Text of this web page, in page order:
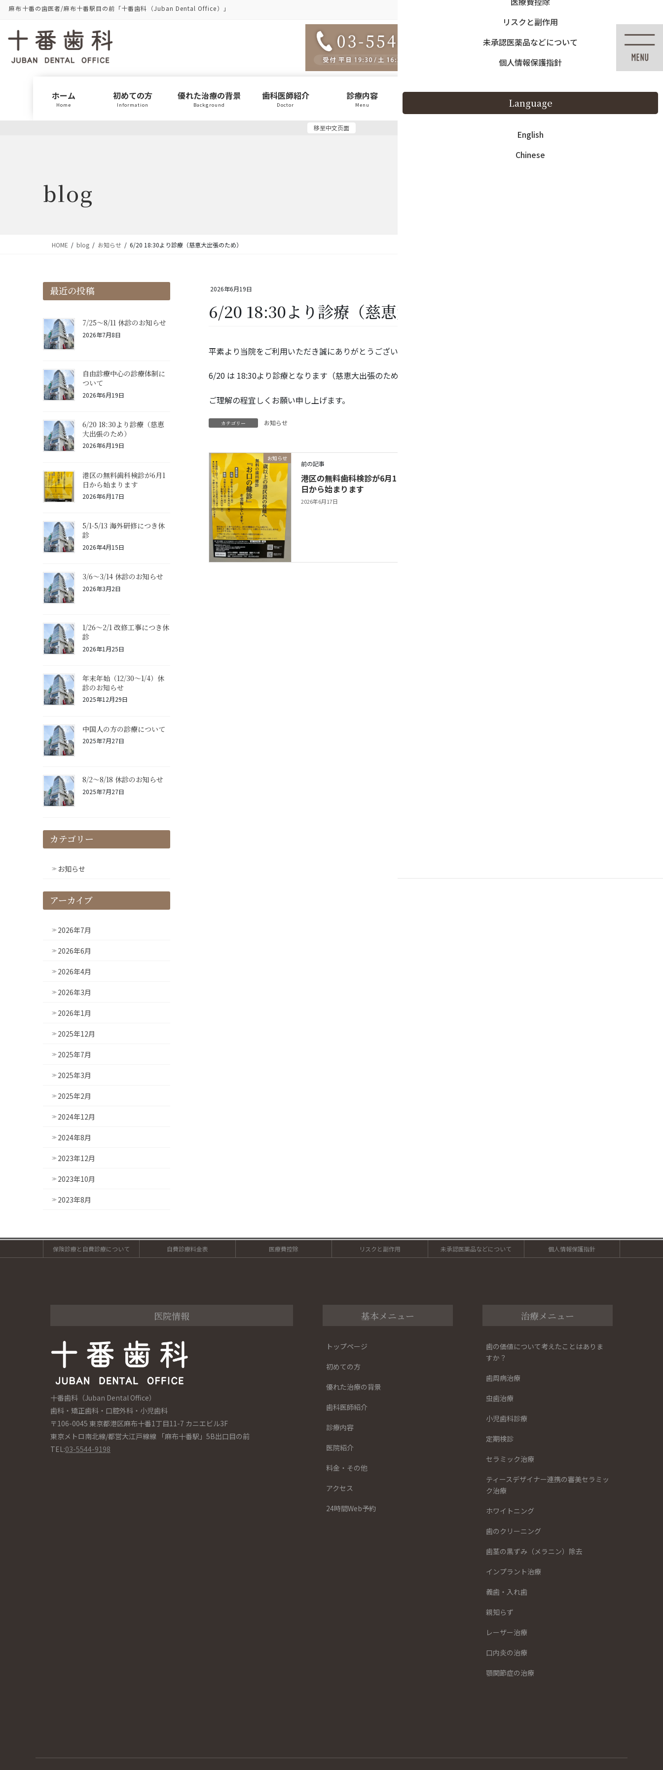
麻布十番の歯医者/麻布十番駅目の前「十番歯科（Juban Dental Office）」
ホーム
Home
初めての方
Information
優れた治療の背景
Background
歯科医師紹介
Doctor
診療内容
Menu
医院紹介 料金・その他
Fee – Other
アクセス
移至中文页面
blog
HOME blog お知らせ 6/20 18:30より診療（慈恵大出張のため）
2026年6月19日
6/20 18:30より診療（慈恵大出張のため）
平素より当院をご利用いただき誠にありがとうございます。
6/20 は 18:30より診療となります（慈恵大出張のため）
ご理解の程宜しくお願い申し上げます。
カテゴリー お知らせ
お知らせ
前の記事
港区の無料歯科検診が6月1
日から始まります
2026年6月17日
最近の投稿
7/25〜8/11 休診のお知らせ
2026年7月8日
自由診療中心の診療体制に
ついて
2026年6月19日
6/20 18:30より診療（慈恵
大出張のため）
2026年6月19日
港区の無料歯科検診が6月1
日から始まります
2026年6月17日
5/1-5/13 海外研修につき休
診
2026年4月15日
3/6〜3/14 休診のお知らせ
2026年3月2日
1/26〜2/1 改修工事につき休
診
2026年1月25日
年末年始（12/30～1/4）休
診のお知らせ
2025年12月29日
中国人の方の診療について
2025年7月27日
8/2〜8/18 休診のお知らせ
2025年7月27日
カテゴリー
お知らせ
アーカイブ
2026年7月
2026年6月
2026年4月
2026年3月
2026年1月
2025年12月
2025年7月
2025年3月
2025年2月
2024年12月
2024年8月
2023年12月
2023年10月
2023年8月
保険診療と自費診療について 自費診療料金表 医療費控除 リスクと副作用 未承認医薬品などについて 個人情報保護指針
医院情報
十番歯科（Juban Dental Office）
歯科・矯正歯科・口腔外科・小児歯科
〒106-0045 東京都港区麻布十番1丁目11-7 カニエビル3F
東京メトロ南北線/都営大江戸線線 「麻布十番駅」5B出口目の前
TEL:03-5544-9198
基本メニュー
トップページ
初めての方
優れた治療の背景
歯科医師紹介
診療内容
医院紹介
料金・その他
アクセス
24時間Web予約
治療メニュー
歯の価値について考えたことはありま
すか？
歯周病治療
虫歯治療
小児歯科診療
定期検診
セラミック治療
ティースデザイナー連携の審美セラミッ
ク治療
ホワイトニング
歯のクリーニング
歯茎の黒ずみ（メラニン）除去
インプラント治療
義歯・入れ歯
親知らず
レーザー治療
口内炎の治療
顎関節症の治療
リスクと副作用
未承認医薬品などについて
個人情報保護指針
Language
English
Chinese